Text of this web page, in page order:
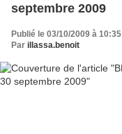
septembre 2009
Publié le 03/10/2009 à 10:35
Par illassa.benoit